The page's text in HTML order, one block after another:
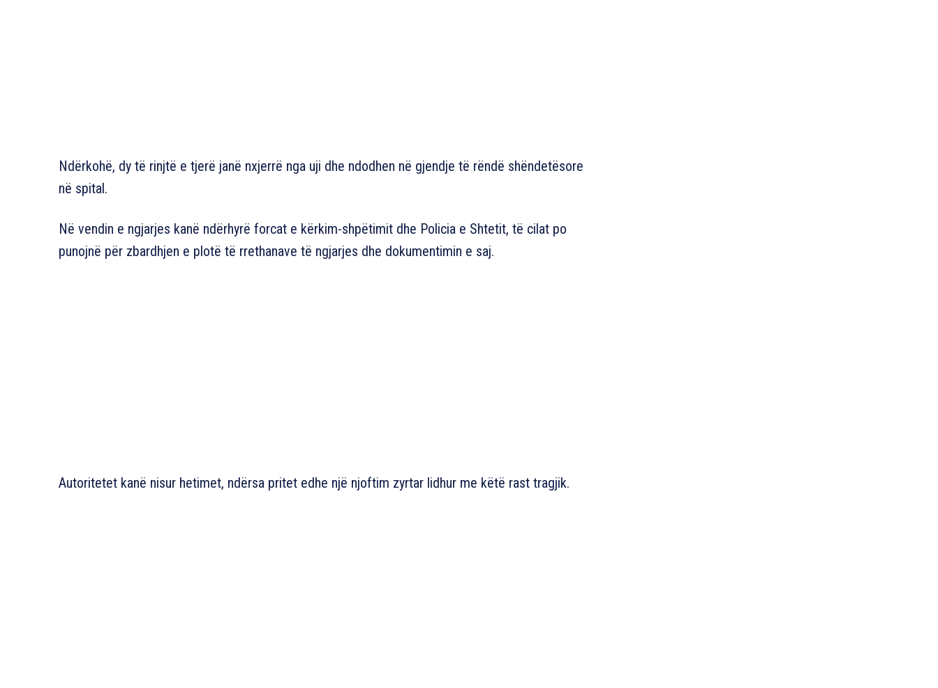
Ndërkohë, dy të rinjtë e tjerë janë nxjerrë nga uji dhe ndodhen në gjendje të rëndë shëndetësore
në spital.
Në vendin e ngjarjes kanë ndërhyrë forcat e kërkim-shpëtimit dhe Policia e Shtetit, të cilat po
punojnë për zbardhjen e plotë të rrethanave të ngjarjes dhe dokumentimin e saj.
Autoritetet kanë nisur hetimet, ndërsa pritet edhe një njoftim zyrtar lidhur me këtë rast tragjik.